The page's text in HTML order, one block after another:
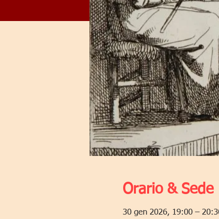
Orario & Sede
30 gen 2026, 19:00 –